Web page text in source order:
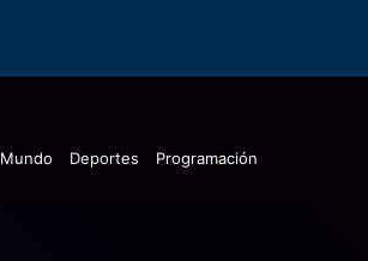
Mundo Deportes Programación